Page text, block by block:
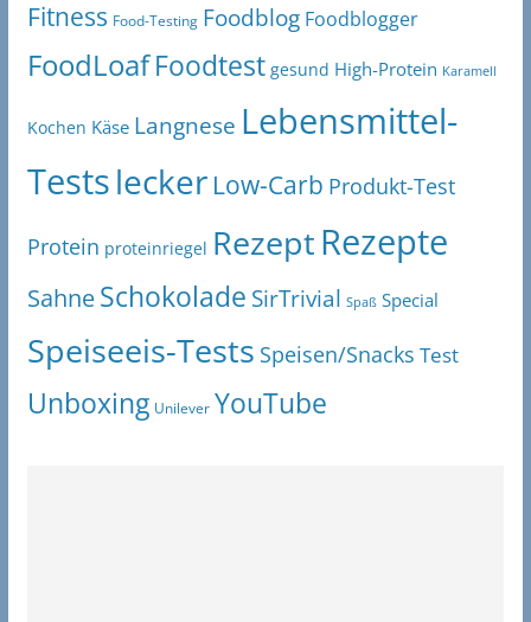
Fitness Food-Testing Foodblog Foodblogger
FoodLoaf Foodtest gesund High-Protein Karamell
Kochen Käse Langnese Lebensmittel-
Testslecker Low-Carb Produkt-Test
Protein proteinriegel RezeptRezepte
SahneSchokolade SirTrivial Spaß Special
Speiseeis-Tests Speisen/Snacks Test
Unboxing Unilever YouTube